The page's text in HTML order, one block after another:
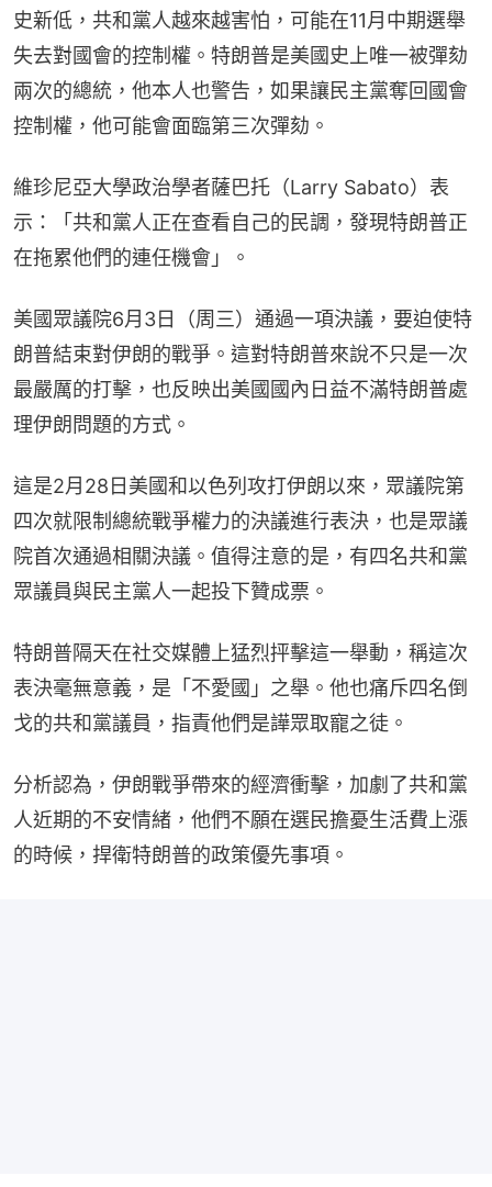
史新低，共和黨人越來越害怕，可能在11月中期選舉
失去對國會的控制權。特朗普是美國史上唯一被彈劾
兩次的總統，他本人也警告，如果讓民主黨奪回國會
控制權，他可能會面臨第三次彈劾。
維珍尼亞大學政治學者薩巴托（Larry Sabato）表
示：「共和黨人正在查看自己的民調，發現特朗普正
在拖累他們的連任機會」。
美國眾議院6月3日（周三）通過一項決議，要迫使特
朗普結束對伊朗的戰爭。這對特朗普來說不只是一次
最嚴厲的打擊，也反映出美國國內日益不滿特朗普處
理伊朗問題的方式。
這是2月28日美國和以色列攻打伊朗以來，眾議院第
四次就限制總統戰爭權力的決議進行表決，也是眾議
院首次通過相關決議。值得注意的是，有四名共和黨
眾議員與民主黨人一起投下贊成票。
特朗普隔天在社交媒體上猛烈抨擊這一舉動，稱這次
表決毫無意義，是「不愛國」之舉。他也痛斥四名倒
戈的共和黨議員，指責他們是譁眾取寵之徒。
分析認為，伊朗戰爭帶來的經濟衝擊，加劇了共和黨
人近期的不安情緒，他們不願在選民擔憂生活費上漲
的時候，捍衛特朗普的政策優先事項。